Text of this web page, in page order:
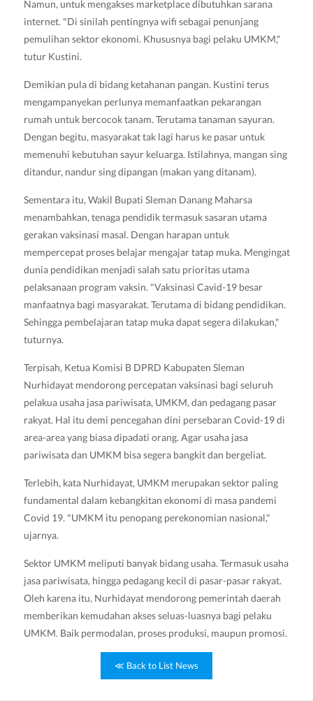
Namun, untuk mengakses marketplace dibutuhkan sarana
internet. "Di sinilah pentingnya wifi sebagai penunjang
pemulihan sektor ekonomi. Khususnya bagi pelaku UMKM,"
tutur Kustini.
Demikian pula di bidang ketahanan pangan. Kustini terus
mengampanyekan perlunya memanfaatkan pekarangan
rumah untuk bercocok tanam. Terutama tanaman sayuran.
Dengan begitu, masyarakat tak lagi harus ke pasar untuk
memenuhi kebutuhan sayur keluarga. Istilahnya, mangan sing
ditandur, nandur sing dipangan (makan yang ditanam).
Sementara itu, Wakil Bupati Sleman Danang Maharsa
menambahkan, tenaga pendidik termasuk sasaran utama
gerakan vaksinasi masal. Dengan harapan untuk
mempercepat proses belajar mengajar tatap muka. Mengingat
dunia pendidikan menjadi salah satu prioritas utama
pelaksanaan program vaksin. "Vaksinasi Cavid-19 besar
manfaatnya bagi masyarakat. Terutama di bidang pendidikan.
Sehingga pembelajaran tatap muka dapat segera dilakukan,"
tuturnya.
Terpisah, Ketua Komisi B DPRD Kabupaten Sleman
Nurhidayat mendorong percepatan vaksinasi bagi seluruh
pelakua usaha jasa pariwisata, UMKM, dan pedagang pasar
rakyat. Hal itu demi pencegahan dini persebaran Covid-19 di
area-area yang biasa dipadati orang. Agar usaha jasa
pariwisata dan UMKM bisa segera bangkit dan bergeliat.
Terlebih, kata Nurhidayat, UMKM merupakan sektor paling
fundamental dalam kebangkitan ekonomi di masa pandemi
Covid 19. "UMKM itu penopang perekonomian nasional,"
ujarnya.
Sektor UMKM meliputi banyak bidang usaha. Termasuk usaha
jasa pariwisata, hingga pedagang kecil di pasar-pasar rakyat.
Oleh karena itu, Nurhidayat mendorong pemerintah daerah
memberikan kemudahan akses seluas-luasnya bagi pelaku
UMKM. Baik permodalan, proses produksi, maupun promosi.
≪ Back to List News